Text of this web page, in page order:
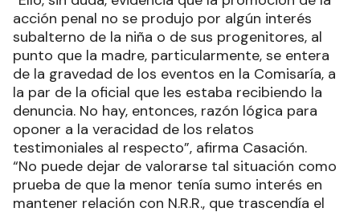
acción penal no se produjo por algún interés
subalterno de la niña o de sus progenitores, al
punto que la madre, particularmente, se entera
de la gravedad de los eventos en la Comisaría, a
la par de la oficial que les estaba recibiendo la
denuncia. No hay, entonces, razón lógica para
oponer a la veracidad de los relatos
testimoniales al respecto”, afirma Casación.
“No puede dejar de valorarse tal situación como
prueba de que la menor tenía sumo interés en
mantener relación con N.R.R., que trascendía el